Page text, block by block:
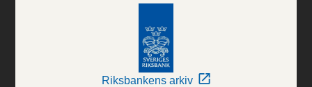
Riksbankens arkiv